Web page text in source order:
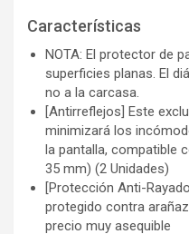
Características
NOTA: El protector de
superficies planas. El
no a la carcasa.
[Antirreflejos] Este
minimizará los
la pantalla, compatible
35 mm) (2 Unidades)
[Protección Anti-
protegido contra
precio muy asequible